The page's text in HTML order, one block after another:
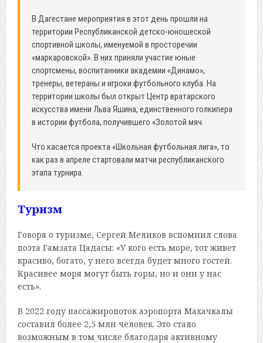
В Дагестане мероприятия в этот день прошли на
территории Республиканской детско-юношеской
спортивной школы, именуемой в просторечии
«маркаровской». В них приняли участие юные
спортсмены, воспитанники академии «Динамо»,
тренеры, ветераны и игроки футбольного клуба. На
территории школы был открыт Центр вратарского
искусства имени Льва Яшина, единственного голкипера
в истории футбола, получившего «Золотой мяч.
Что касается проекта «Школьная футбольная лига», то
как раз в апреле стартовали матчи республиканского
этапа турнира.
Туризм
Говоря о туризме, Сергей Меликов вспомнил слова
поэта Гамзата Цадасы: «У кого есть море, тот живет
красиво, богато, у него всегда будет много гостей.
Красивее моря могут быть горы, но и они у нас
есть».
В 2022 году пассажиропоток аэропорта Махачкалы
составил более 2,5 млн человек. Это стало
возможным в том числе благодаря активному